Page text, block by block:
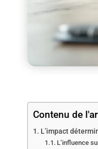
Contenu de
L’impact
L’influence